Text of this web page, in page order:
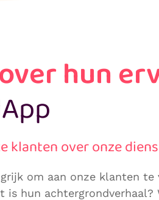
hun
klanten over onze
om aan onze klanten te
is hun achtergrondverhaal?